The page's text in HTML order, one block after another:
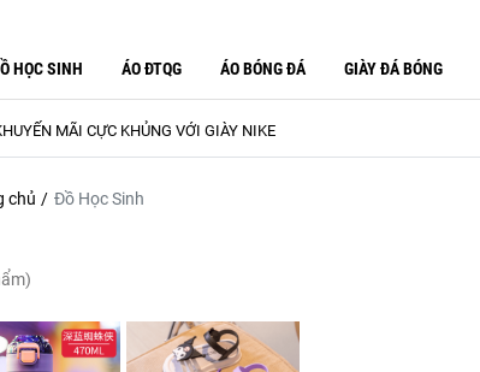
HỌC SINH ÁO ĐTQG ÁO BÓNG ĐÁ GIÀY ĐÁ BÓNG
MÃI CỰC KHỦNG VỚI GIÀY NIKE
chủ Đồ Học Sinh